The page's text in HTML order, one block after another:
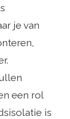
je van
een rol
is